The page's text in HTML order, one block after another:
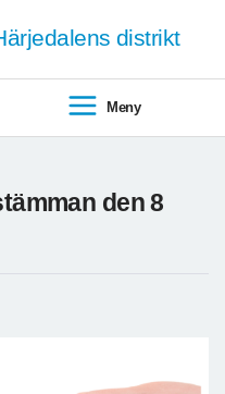
distrikt
Meny
den 8